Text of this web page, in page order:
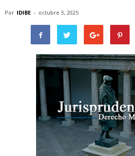
Por IDIBE - octubre 3, 2025